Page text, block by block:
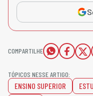
COMPARTILHE
TÓPICOS NESSE ARTIGO:
ENSINO SUPERIOR